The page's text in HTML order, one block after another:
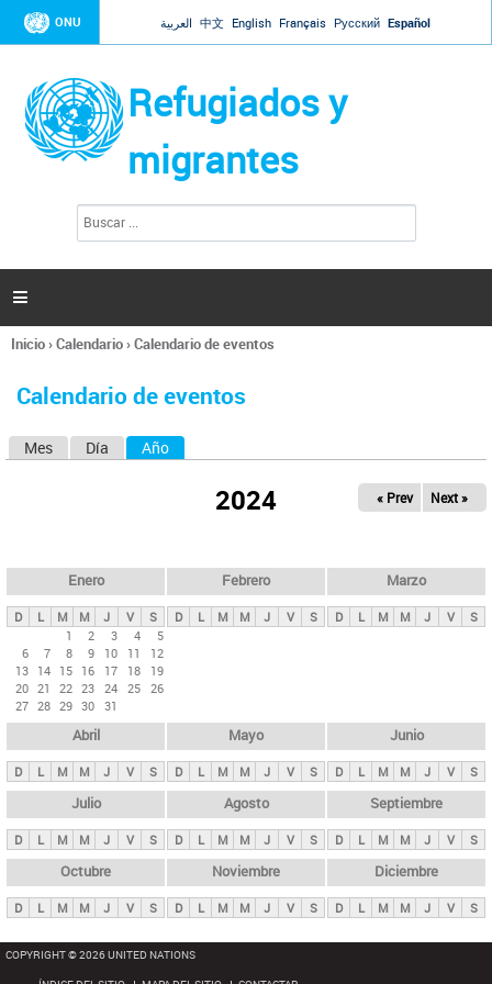
Jump to navigation
ONU العربية 中文 English Français Русский Español
Refugiados y
migrantes
l
d
s

Se
usted
Inicio›Calendario›Calendario de eventos
Calendario de eventos
s
p
n
i
p
a
l
s
Mes Día Año
2024 « Prev Next »
Enero
D L M M J V
S
1
2 3 4
5
6
7 8 9 10 11
12
13 14 15 16 17 18
19
20 21 22 23 24 25 26
27 28 29 30 31
Febrero
D L M M J V S
Marzo
D L M M J V S
Abril
D L M M J V S
Mayo
D L M M J V S
Junio
D L M M J V S
Julio
D L M M J V S
Agosto
D L M M J V S
Septiembre
D L M M J V S
Octubre
D L M M J V S
Noviembre
D L M M J V S
Diciembre
D L M M J V S
COPYRIGHT © 2026 UNITED NATIONS